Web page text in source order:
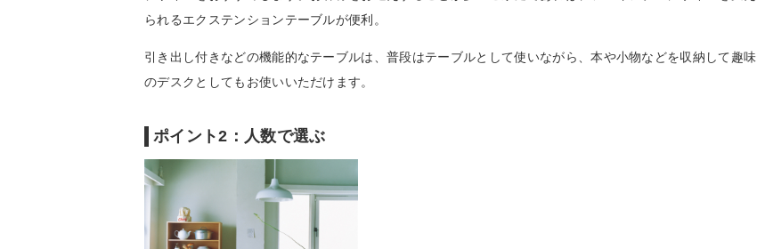
られるエクステンションテーブルが便利。
引き出し付きなどの機能的なテーブルは、普段はテーブルとして使いながら、本や小物などを収納して趣味
のデスクとしてもお使いいただけます。
ポイント2：人数で選ぶ